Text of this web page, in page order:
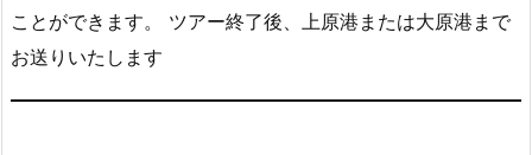
ことができます。 ツアー終了後、上原港または大原港まで
お送りいたします